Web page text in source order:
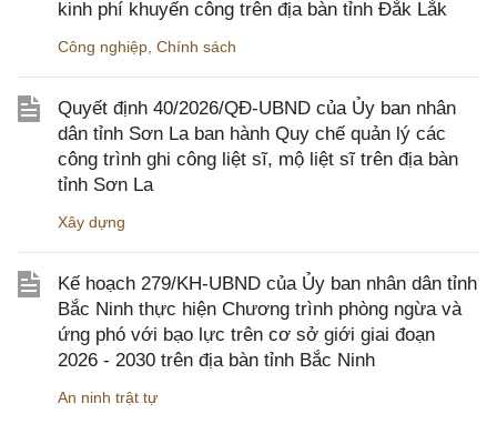
kinh phí khuyến công trên địa bàn tỉnh Đắk Lắk
Công nghiệp Chính sách
Quyết định 40/2026/QĐ-UBND của Ủy ban nhân
dân tỉnh Sơn La ban hành Quy chế quản lý các
công trình ghi công liệt sĩ, mộ liệt sĩ trên địa bàn
tỉnh Sơn La
Xây dựng
Kế hoạch 279/KH-UBND của Ủy ban nhân dân tỉnh
Bắc Ninh thực hiện Chương trình phòng ngừa và
ứng phó với bạo lực trên cơ sở giới giai đoạn
2026 - 2030 trên địa bàn tỉnh Bắc Ninh
An ninh trật tự